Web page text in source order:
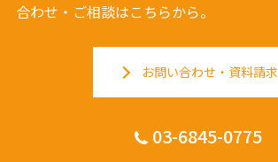
合わせ・ご相談はこちらから。
お問い合わせ・資料請求
03-6845-0775